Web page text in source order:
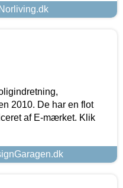
2010. De har en flot
af E-mærket. Klik